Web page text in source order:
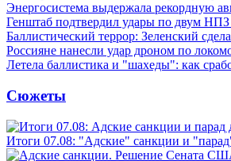
Энергосистема выдержала рекордную
Генштаб подтвердил удары по двум НПЗ
Баллистический террор: Зеленский
Россияне нанесли удар дроном по
Летела баллистика и "шахеды": как
Сюжеты
Итоги 07.08: "Адские" санкции и